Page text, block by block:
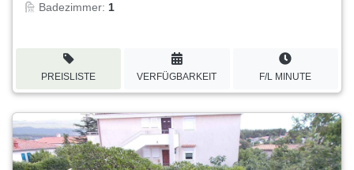
Badezimmer: 1
PREISLISTE VERFÜGBARKEIT F/L MINUTE